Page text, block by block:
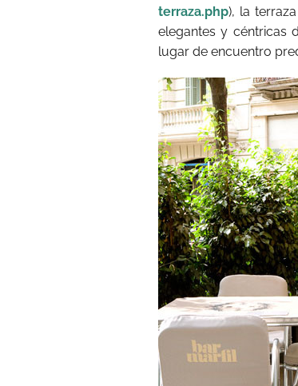
terraza.php), la
elegantes y céntricas
lugar de encuentro